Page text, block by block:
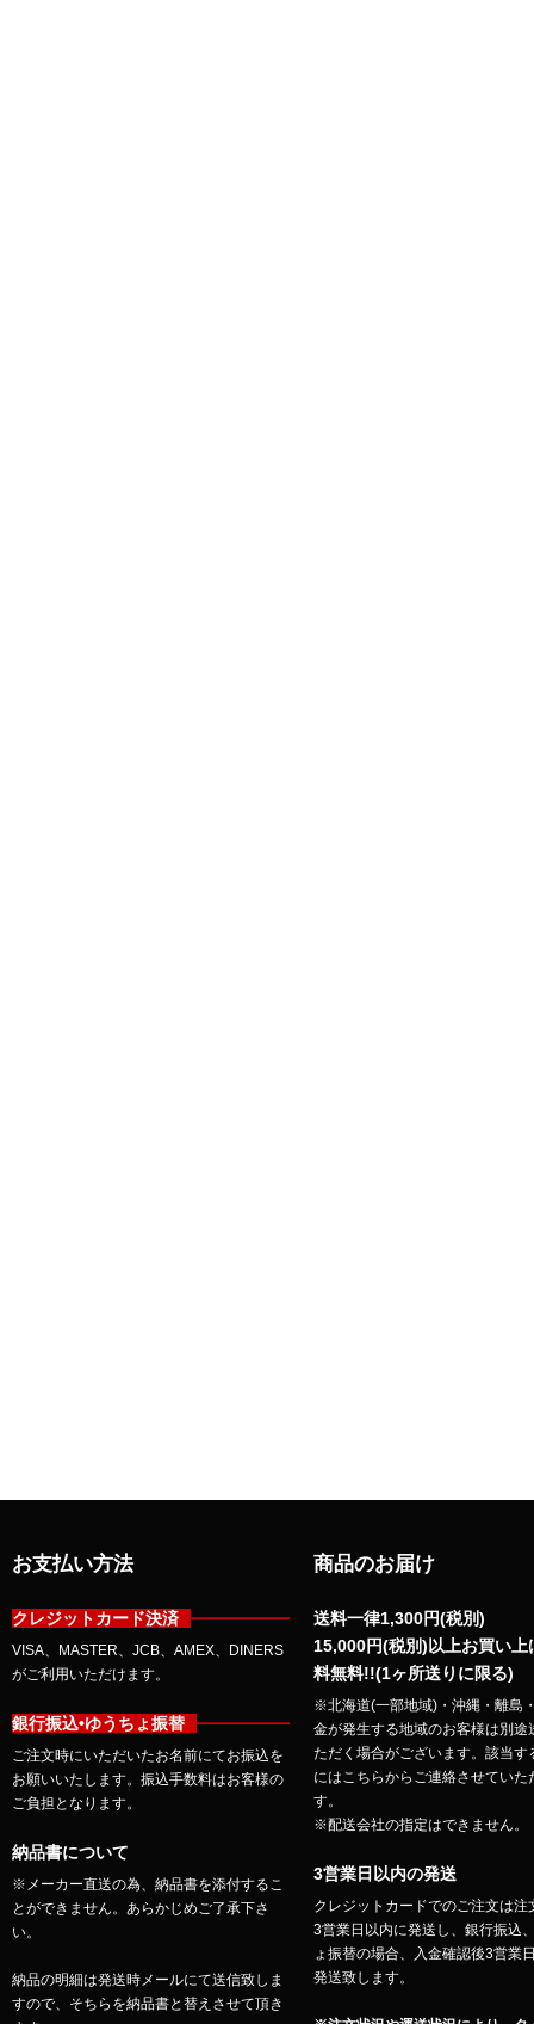
お支払い方法
クレジットカード決済
VISA、MASTER、JCB、AMEX、DINERS
がご利用いただけます。
銀行振込•ゆうちょ振替
ご注文時にいただいたお名前にてお振込を
お願いいたします。振込手数料はお客様の
ご負担となります。
納品書について
※メーカー直送の為、納品書を添付するこ
とができません。あらかじめご了承下さ
い。
納品の明細は発送時メールにて送信致しま
すので、そちらを納品書と替えさせて頂き
商品のお届け
送料一律1,300円(税別)
15,000円(税別)以上お買い上
料無料!!(1ヶ所送りに限る)
※北海道(一部地域)・沖縄・離島
金が発生する地域のお客様は別途
ただく場合がございます。該当す
にはこちらからご連絡させていた
す。
※配送会社の指定はできません。
3営業日以内の発送
クレジットカードでのご注文は注
3営業日以内に発送し、銀行振込
ょ振替の場合、入金確認後3営業
発送致します。